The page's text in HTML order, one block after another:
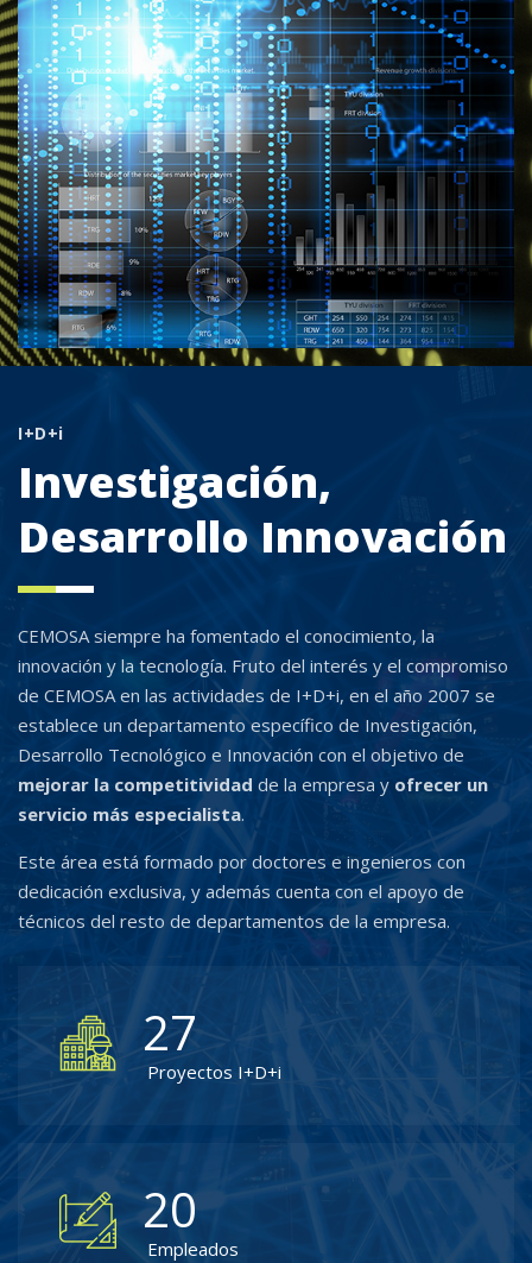
I+D+i
Investigación,
Desarrollo Innovación
CEMOSA siempre ha fomentado el conocimiento, la
innovación y la tecnología. Fruto del interés y el compromiso
de CEMOSA en las actividades de I+D+i, en el año 2007 se
establece un departamento específico de Investigación,
Desarrollo Tecnológico e Innovación con el objetivo de
mejorar la competitividad de la empresa y ofrecer un
servicio más especialista.
Este área está formado por doctores e ingenieros con
dedicación exclusiva, y además cuenta con el apoyo de
técnicos del resto de departamentos de la empresa.
27
Proyectos I+D+i
20
Empleados